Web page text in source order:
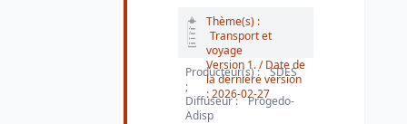
Thème(s) :
Transport et
voyage
Version 1./ Date de
la dernière version
:2026-02-27
Producteur(s) :
SDES
;
Diffuseur :
Progedo-
Adisp